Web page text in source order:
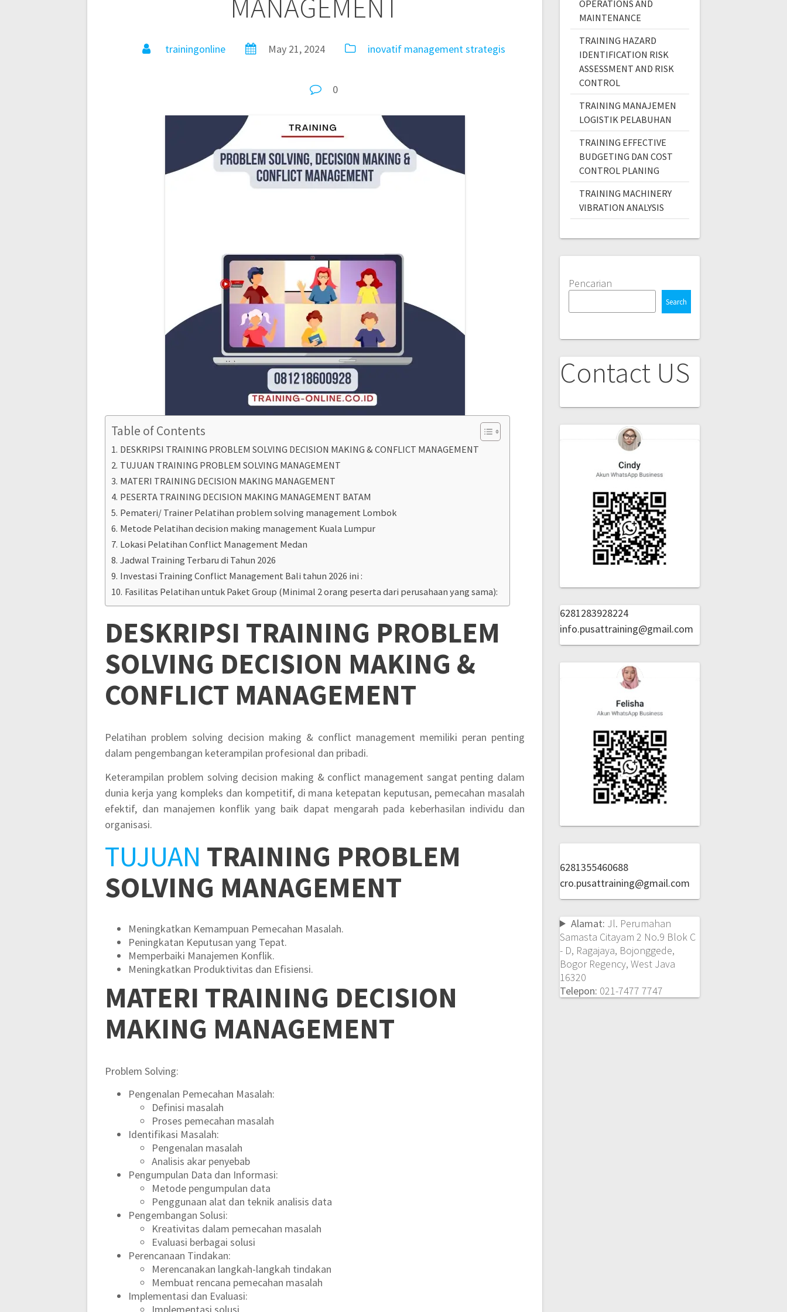
MANAGEMENT
trainingonline May 21, 2024 inovatif managementstrategis
0
Table of Contents
DESKRIPSI TRAINING PROBLEM SOLVING DECISION MAKING & CONFLICT MANAGEMENT
TUJUAN TRAINING PROBLEM SOLVING MANAGEMENT
MATERI TRAINING DECISION MAKING MANAGEMENT
PESERTA TRAINING DECISION MAKING MANAGEMENT BATAM
Pemateri/ Trainer Pelatihan problem solving management Lombok
Metode Pelatihan decision making management Kuala Lumpur
Lokasi Pelatihan Conflict Management Medan
Jadwal Training Terbaru di Tahun 2026
Investasi Training Conflict Management Bali tahun 2026 ini :
Fasilitas Pelatihan untuk Paket Group (Minimal 2 orang peserta dari perusahaan yang sama):
DESKRIPSI TRAINING PROBLEM
SOLVING DECISION MAKING &
CONFLICT MANAGEMENT
Pelatihan problem solving decision making & conflict management memiliki peran penting
dalam pengembangan keterampilan profesional dan pribadi.
Keterampilan problem solving decision making & conflict management sangat penting dalam
dunia kerja yang kompleks dan kompetitif, di mana ketepatan keputusan, pemecahan masalah
efektif, dan manajemen konflik yang baik dapat mengarah pada keberhasilan individu dan
organisasi.
TUJUAN TRAINING PROBLEM
SOLVING MANAGEMENT
Meningkatkan Kemampuan Pemecahan Masalah.
Peningkatan Keputusan yang Tepat.
Memperbaiki Manajemen Konflik.
Meningkatkan Produktivitas dan Efisiensi.
MATERI TRAINING DECISION
MAKING MANAGEMENT
Problem Solving:
Pengenalan Pemecahan Masalah:
Definisi masalah
Proses pemecahan masalah
Identifikasi Masalah:
Pengenalan masalah
Analisis akar penyebab
Pengumpulan Data dan Informasi:
Metode pengumpulan data
Penggunaan alat dan teknik analisis data
Pengembangan Solusi:
Kreativitas dalam pemecahan masalah
Evaluasi berbagai solusi
Perencanaan Tindakan:
Merencanakan langkah-langkah tindakan
Membuat rencana pemecahan masalah
Implementasi dan Evaluasi:
OPERATIONS AND
MAINTENANCE
TRAINING HAZARD
IDENTIFICATION RISK
ASSESSMENT AND RISK
CONTROL
TRAINING MANAJEMEN
LOGISTIK PELABUHAN
TRAINING EFFECTIVE
BUDGETING DAN COST
CONTROL PLANING
TRAINING MACHINERY
VIBRATION ANALYSIS
Pencarian
Search
Contact US
6281283928224
info.pusattraining@gmail.com
6281355460688
cro.pusattraining@gmail.com
Alamat: Jl. Perumahan
Samasta Citayam 2 No.9 Blok C
- D, Ragajaya, Bojonggede,
Bogor Regency, West Java
16320
Telepon: 021-7477 7747